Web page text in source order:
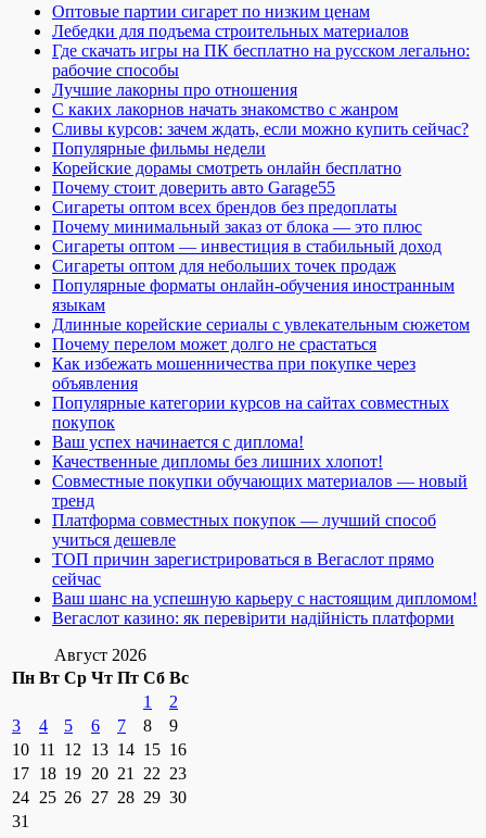
Оптовые партии сигарет по низким ценам
Лебедки для подъема строительных материалов
Где скачать игры на ПК бесплатно на русском легально:
рабочие способы
Лучшие лакорны про отношения
С каких лакорнов начать знакомство с жанром
Сливы курсов: зачем ждать, если можно купить сейчас?
Популярные фильмы недели
Корейские дорамы смотреть онлайн бесплатно
Почему стоит доверить авто Garage55
Сигареты оптом всех брендов без предоплаты
Почему минимальный заказ от блока — это плюс
Сигареты оптом — инвестиция в стабильный доход
Сигареты оптом для небольших точек продаж
Популярные форматы онлайн-обучения иностранным
языкам
Длинные корейские сериалы с увлекательным сюжетом
Почему перелом может долго не срастаться
Как избежать мошенничества при покупке через
объявления
Популярные категории курсов на сайтах совместных
покупок
Ваш успех начинается с диплома!
Качественные дипломы без лишних хлопот!
Совместные покупки обучающих материалов — новый
тренд
Платформа совместных покупок — лучший способ
учиться дешевле
ТОП причин зарегистрироваться в Вегаслот прямо
сейчас
Ваш шанс на успешную карьеру с настоящим дипломом!
Вегаслот казино: як перевірити надійність платформи
Август 2026
Пн Вт Ср Чт Пт Сб Вс
1
2
3
4 5 6 7 8
9
10 11 12 13 14 15 16
17 18 19 20 21 22 23
24 25 26 27 28 29 30
31